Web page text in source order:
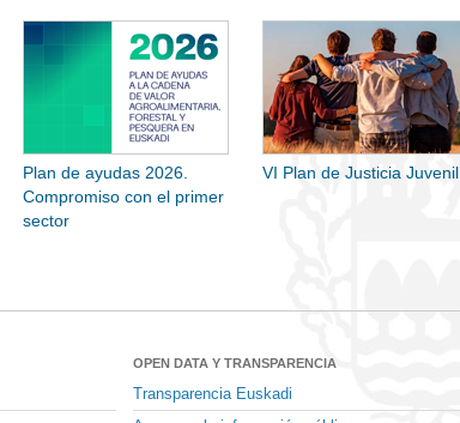
Plan de ayudas 2026.
Compromiso con el primer
sector
VI Plan de Justicia Juvenil
OPEN DATA Y TRANSPARENCIA
Transparencia Euskadi